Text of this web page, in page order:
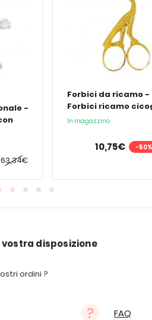
-
Forbici da ricamo -
Forbici ricamo
In magazzino
10,75€ -50%
disposizione
ordini ?
FAQ